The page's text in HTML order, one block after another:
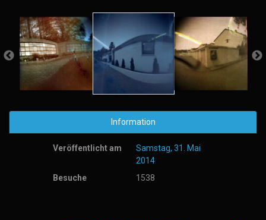
Information
Veröffentlicht am
Samstag, 31. Mai
2014
Besuche
1538